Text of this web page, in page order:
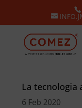
La tecnologia
6 Feb 2020